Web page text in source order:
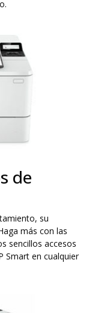
de
su
más con las
sencillos accesos
Smart en cualquier